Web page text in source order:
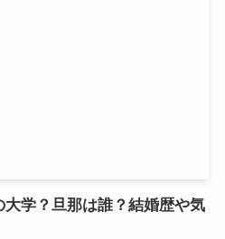
学？旦那は誰？結婚歴や気